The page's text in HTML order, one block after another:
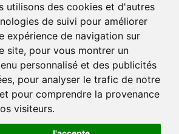
utilisons des cookies et d'autres
de suivi pour améliorer
expérience de navigation sur
site, pour vous montrer un
personnalisé et des publicités
pour analyser le trafic de notre
pour comprendre la provenance
visiteurs.
vos produits en ligne et choisissez le retrait
à domicile, en toute simplicité.
à vous offrir une expérience pratique,
comme en ligne, au service de votre